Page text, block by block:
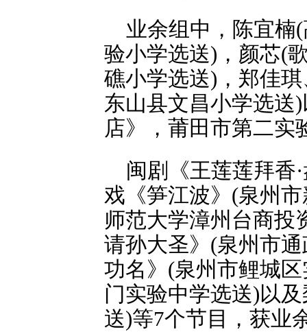
业余组中，陈宜楠
验小学选送)，颜芯(
礁小学选送)，郑佳
东山县文昌小学选送
店》，莆田市第二实
闽剧《王莲莲拜香
戏《笋江波》(泉州
师范大学漳州台商投
请孙大圣》(泉州市
功名》(泉州市鲤城
门实验中学选送)以
送)等7个节目，获业